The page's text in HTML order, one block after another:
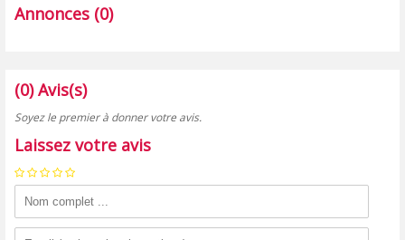
Annonces (0)
(0) Avis(s)
Soyez le premier à donner votre avis.
Laissez votre avis